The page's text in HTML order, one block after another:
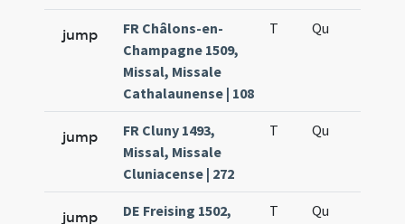
jump
FR Châlons-en-
Champagne 1509,
Missal, Missale
Cathalaunense | 108
T Qu
jump
FR Cluny 1493,
Missal, Missale
Cluniacense | 272
T Qu
jump
DE Freising 1502,
T Qu